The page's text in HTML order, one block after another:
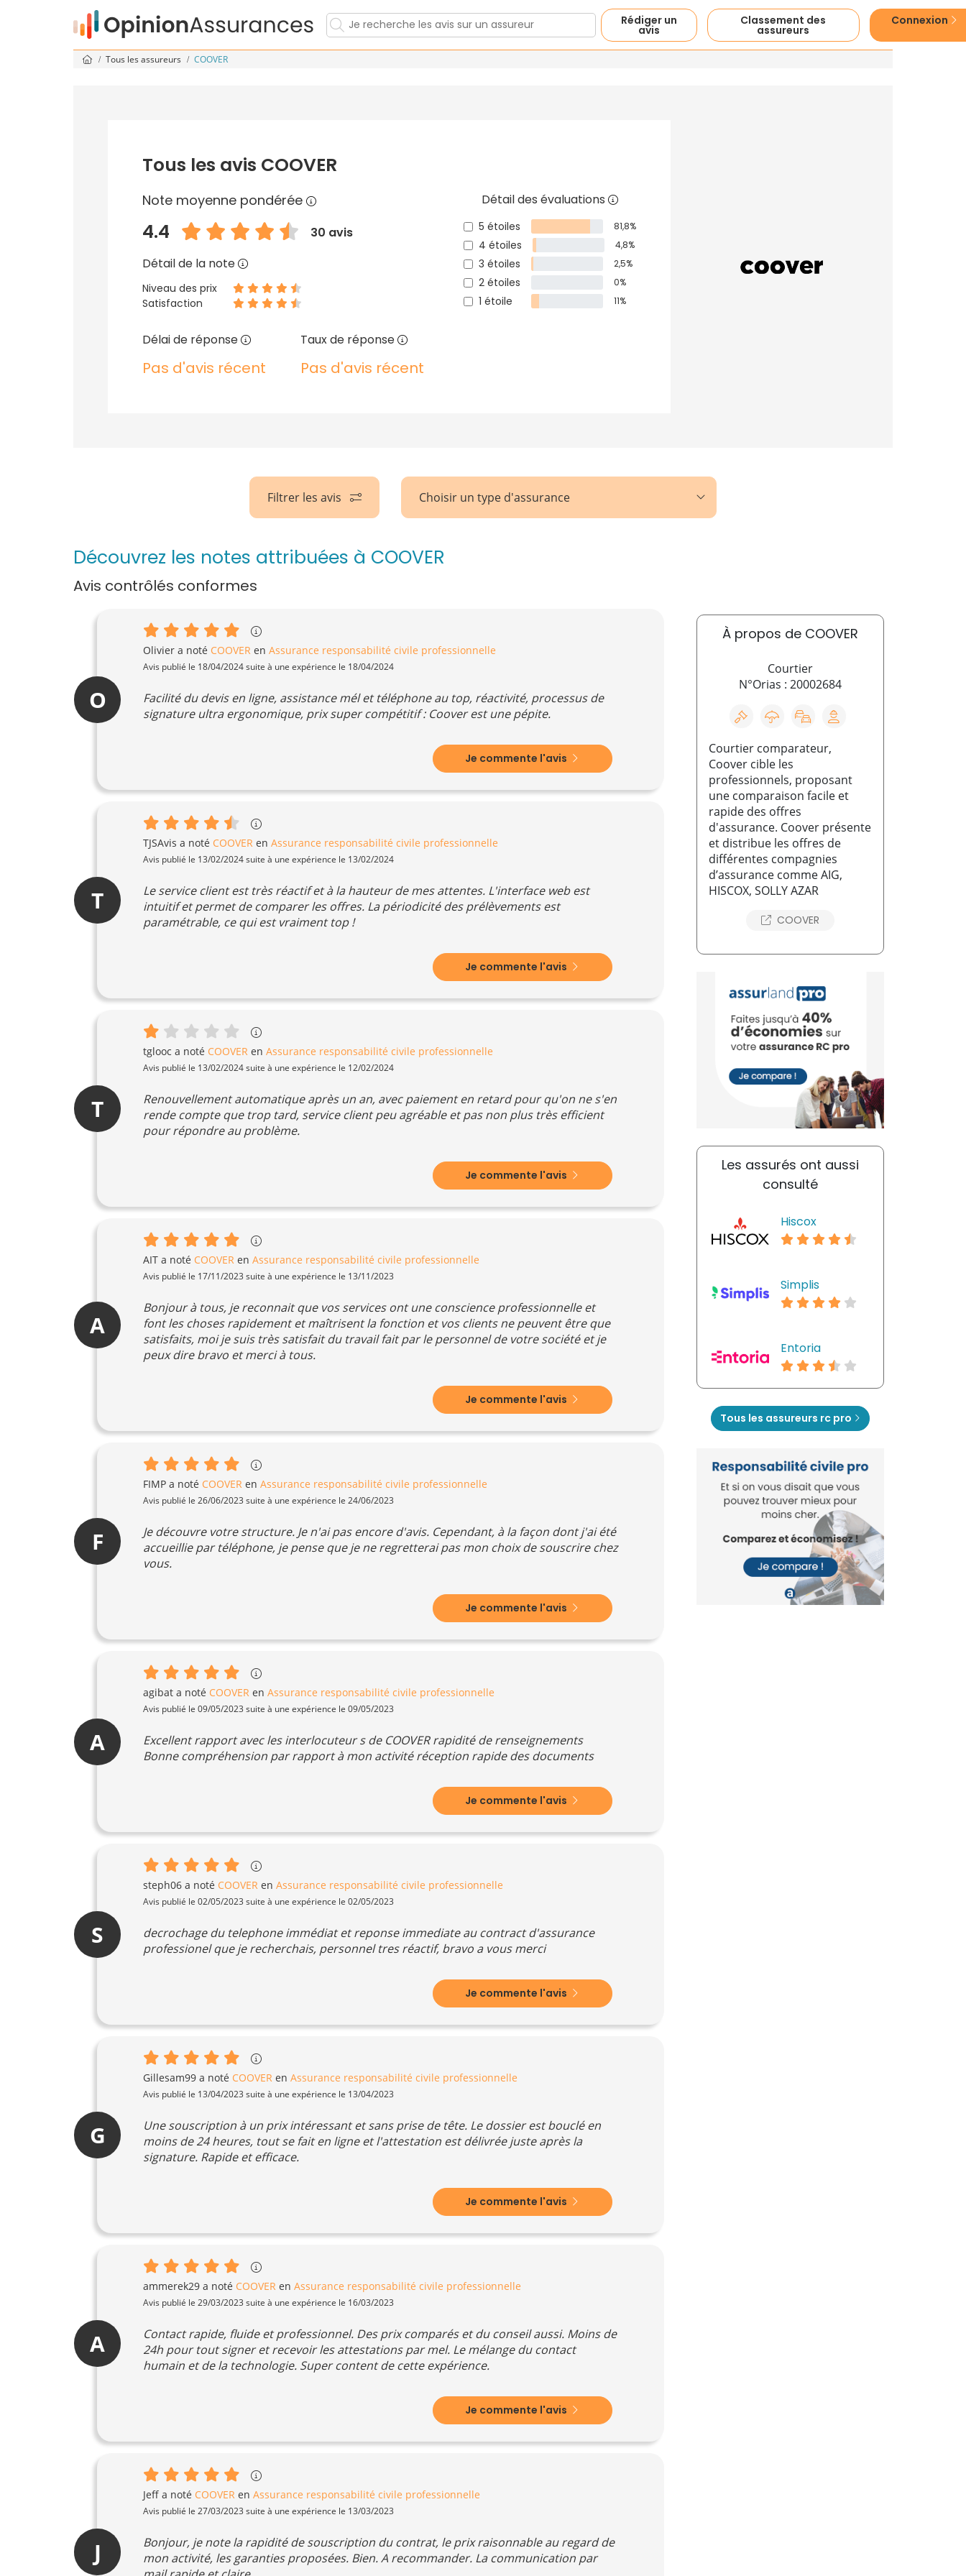
Rédiger un
avis
Classement des
assureurs
Connexion
Tous les assureurs COOVER
Tous les avis COOVER
Note moyenne pondérée
4.4
30 avis
Détail de la note
Niveau des prix
Satisfaction
Détail des évaluations
5 étoiles 81,8%
4 étoiles 4,8%
3 étoiles 2,5%
2 étoiles 0%
1 étoile 11%
Délai de réponse
Pas d'avis récent
Taux de réponse
Pas d'avis récent
Filtrer les avis Choisir un type d'assurance
Découvrez les notes attribuées à COOVER
Avis contrôlés conformes
O
Olivier a noté COOVER en Assurance responsabilité civile professionnelle
Avis publié le 18/04/2024 suite à une expérience le 18/04/2024
Facilité du devis en ligne, assistance mél et téléphone au top, réactivité, processus de
signature ultra ergonomique, prix super compétitif : Coover est une pépite.
Je commente l'avis
T
TJSAvis a noté COOVER en Assurance responsabilité civile professionnelle
Avis publié le 13/02/2024 suite à une expérience le 13/02/2024
Le service client est très réactif et à la hauteur de mes attentes. L'interface web est
intuitif et permet de comparer les offres. La périodicité des prélèvements est
paramétrable, ce qui est vraiment top !
Je commente l'avis
T
tglooc a noté COOVER en Assurance responsabilité civile professionnelle
Avis publié le 13/02/2024 suite à une expérience le 12/02/2024
Renouvellement automatique après un an, avec paiement en retard pour qu'on ne s'en
rende compte que trop tard, service client peu agréable et pas non plus très efficient
pour répondre au problème.
Je commente l'avis
A
AIT a noté COOVER en Assurance responsabilité civile professionnelle
Avis publié le 17/11/2023 suite à une expérience le 13/11/2023
Bonjour à tous, je reconnait que vos services ont une conscience professionnelle et
font les choses rapidement et maîtrisent la fonction et vos clients ne peuvent être que
satisfaits, moi je suis très satisfait du travail fait par le personnel de votre société et je
peux dire bravo et merci à tous.
Je commente l'avis
F
FIMP a noté COOVER en Assurance responsabilité civile professionnelle
Avis publié le 26/06/2023 suite à une expérience le 24/06/2023
Je découvre votre structure. Je n'ai pas encore d'avis. Cependant, à la façon dont j'ai été
accueillie par téléphone, je pense que je ne regretterai pas mon choix de souscrire chez
vous.
Je commente l'avis
A
agibat a noté COOVER en Assurance responsabilité civile professionnelle
Avis publié le 09/05/2023 suite à une expérience le 09/05/2023
Excellent rapport avec les interlocuteur s de COOVER rapidité de renseignements
Bonne compréhension par rapport à mon activité réception rapide des documents
Je commente l'avis
S
steph06 a noté COOVER en Assurance responsabilité civile professionnelle
Avis publié le 02/05/2023 suite à une expérience le 02/05/2023
decrochage du telephone immédiat et reponse immediate au contract d'assurance
professionel que je recherchais, personnel tres réactif, bravo a vous merci
Je commente l'avis
G
Gillesam99 a noté COOVER en Assurance responsabilité civile professionnelle
Avis publié le 13/04/2023 suite à une expérience le 13/04/2023
Une souscription à un prix intéressant et sans prise de tête. Le dossier est bouclé en
moins de 24 heures, tout se fait en ligne et l'attestation est délivrée juste après la
signature. Rapide et efficace.
Je commente l'avis
A
ammerek29 a noté COOVER en Assurance responsabilité civile professionnelle
Avis publié le 29/03/2023 suite à une expérience le 16/03/2023
Contact rapide, fluide et professionnel. Des prix comparés et du conseil aussi. Moins de
24h pour tout signer et recevoir les attestations par mel. Le mélange du contact
humain et de la technologie. Super content de cette expérience.
Je commente l'avis
J
Jeff a noté COOVER en Assurance responsabilité civile professionnelle
Avis publié le 27/03/2023 suite à une expérience le 13/03/2023
Bonjour, je note la rapidité de souscription du contrat, le prix raisonnable au regard de
mon activité, les garanties proposées. Bien. A recommander. La communication par
À propos de COOVER
Courtier
N°Orias : 20002684
Courtier comparateur,
Coover cible les
professionnels, proposant
une comparaison facile et
rapide des offres
d'assurance. Coover présente
et distribue les offres de
différentes compagnies
d’assurance comme AIG,
HISCOX, SOLLY AZAR
COOVER
Les assurés ont aussi
consulté
Hiscox
Simplis
Entoria
Tous les assureurs rc pro